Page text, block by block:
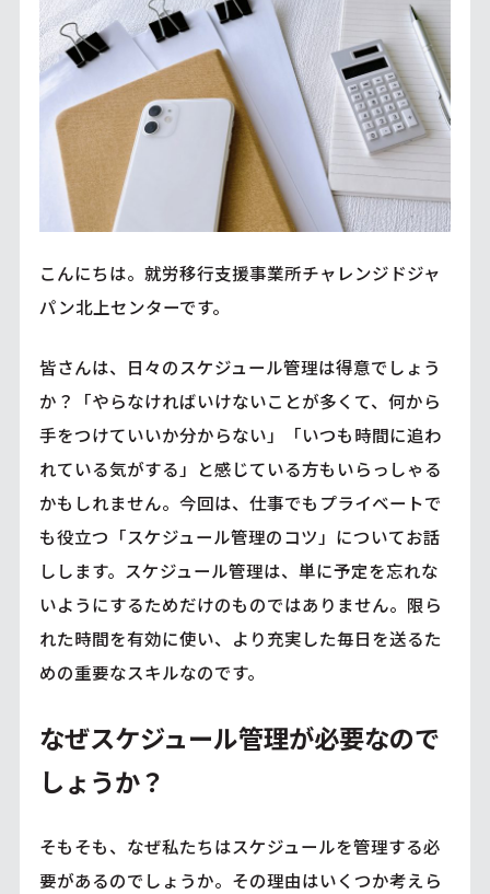
こんにちは。就労移行支援事業所チャレンジドジャ
パン北上センターです。
皆さんは、日々のスケジュール管理は得意でしょう
か？「やらなければいけないことが多くて、何から
手をつけていいか分からない」「いつも時間に追わ
れている気がする」と感じている方もいらっしゃる
かもしれません。今回は、仕事でもプライベートで
も役立つ「スケジュール管理のコツ」についてお話
しします。スケジュール管理は、単に予定を忘れな
いようにするためだけのものではありません。限ら
れた時間を有効に使い、より充実した毎日を送るた
めの重要なスキルなのです。
なぜスケジュール管理が必要なので
しょうか？
そもそも、なぜ私たちはスケジュールを管理する必
要があるのでしょうか。その理由はいくつか考えら